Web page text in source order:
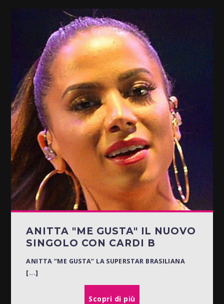
ANITTA "ME GUSTA" IL NUOVO
SINGOLO CON CARDI B
ANITTA“ME GUSTA” LA SUPERSTAR BRASILIANA
[...]
Scopri di più